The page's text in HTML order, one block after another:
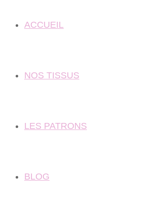
ACCUEIL
NOS TISSUS
LES PATRONS
BLOG